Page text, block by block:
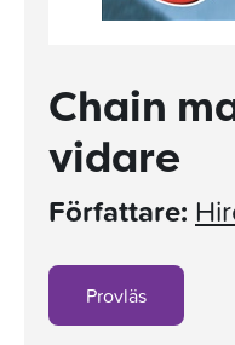
Chain
vidare
Författare:
Provläs